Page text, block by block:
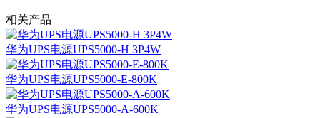
相关产品
华为UPS电源UPS5000-H 3P4W
华为UPS电源UPS5000-E-800K
华为UPS电源UPS5000-A-600K